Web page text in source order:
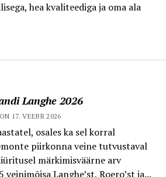
Langhe 2026
17. VEEBR 2026
osales ka sel korral
piirkonna veine tutvustaval
märkimisväärne arv
Langhe’st, Roero’st ja...
hea kvaliteediga ja oma ala